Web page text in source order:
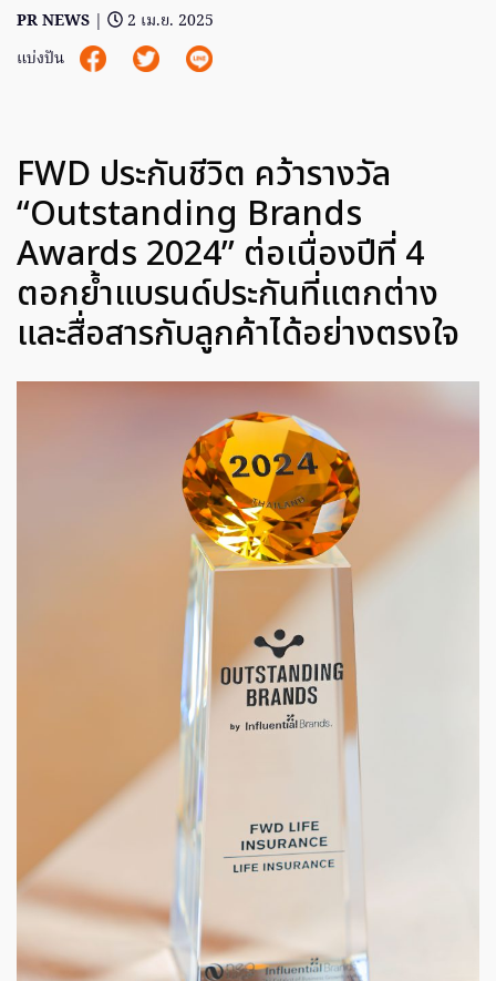
PR NEWS |
2 เม.ย. 2025
แบ่งปัน
FWD ประกันชีวิต คว้ารางวัล
“Outstanding Brands
Awards 2024” ต่อเนื่องปีที่ 4
ตอกย้ำแบรนด์ประกันที่แตกต่าง
และสื่อสารกับลูกค้าได้อย่างตรงใจ